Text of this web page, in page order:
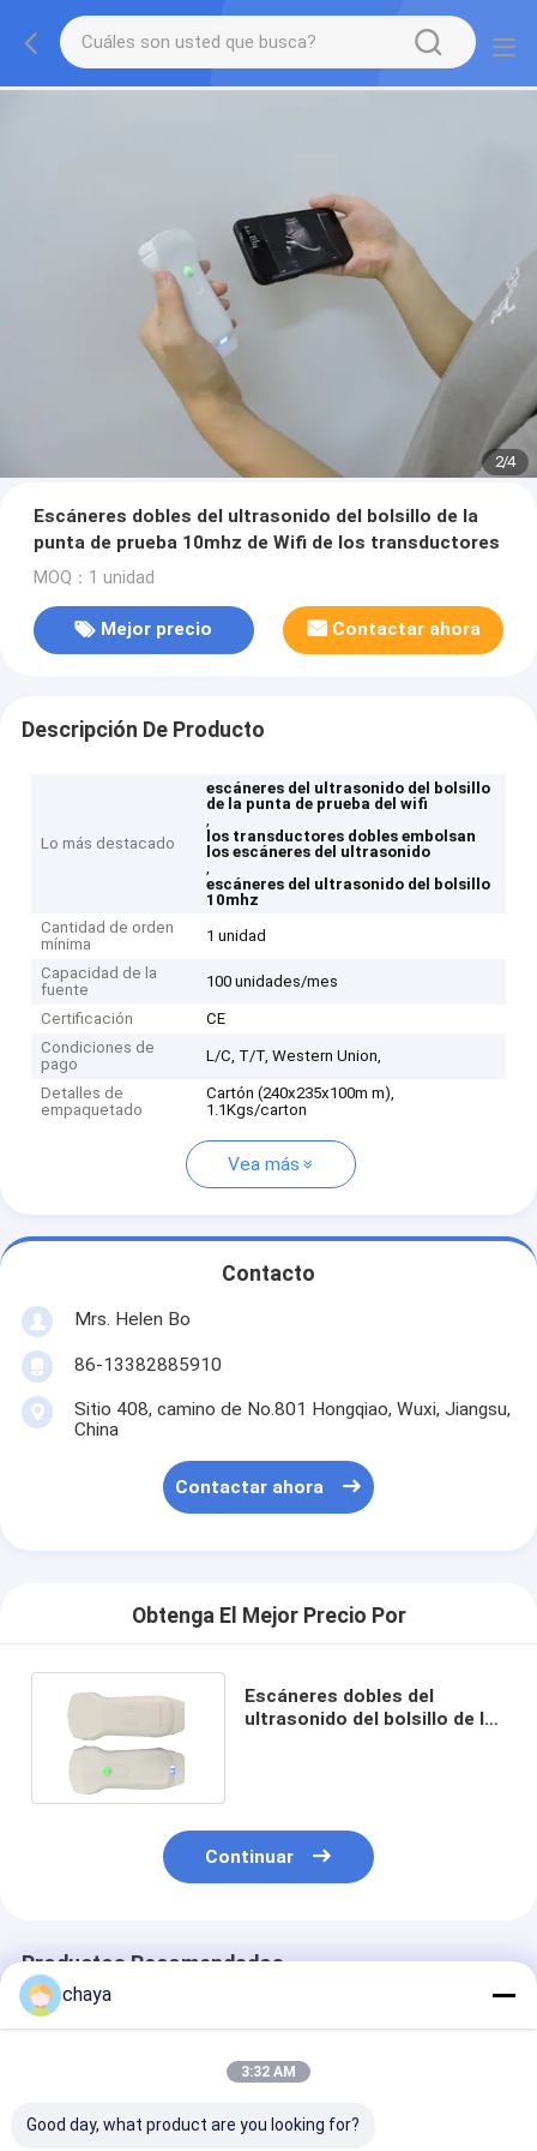
2/4
Escáneres dobles del ultrasonido del bolsillo de la
punta de prueba 10mhz de Wifi de los transductores
MOQ：1 unidad
Mejor precio Contactar ahora
Descripción De Producto
Lo más destacado
escáneres del ultrasonido del bolsillo
de la punta de prueba del wifi
,
los transductores dobles embolsan
los escáneres del ultrasonido
,
escáneres del ultrasonido del bolsillo
10mhz
Cantidad de orden
mínima
1 unidad
Capacidad de la
fuente
100 unidades/mes
Certificación
CE
Condiciones de
pago
L/C, T/T, Western Union,
Detalles de
empaquetado
Cartón (240x235x100m m),
1.1Kgs/carton
Vea más
Contacto
Mrs. Helen Bo
86-13382885910
Sitio 408, camino de No.801 Hongqiao, Wuxi, Jiangsu,
China
Contactar ahora
Obtenga El Mejor Precio Por
Escáneres dobles del
ultrasonido del bolsillo de la
Continuar
Productos Recomendados
chaya
3:32 AM
Good day, what product are you looking for?